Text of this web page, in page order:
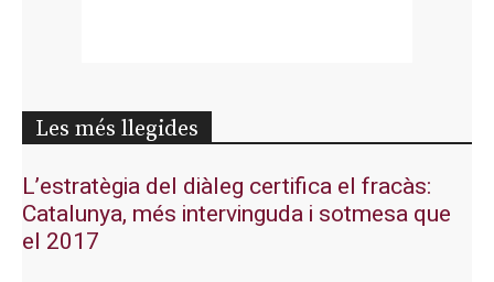
Les més llegides
L’estratègia del diàleg certifica el fracàs:
Catalunya, més intervinguda i sotmesa que
el 2017